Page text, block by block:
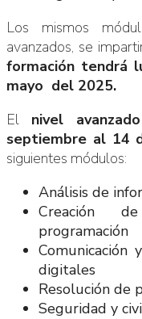
Los mismos
avanzados, se
formación tendrá
mayo del 2025.
El nivel
septiembre al 14
siguientes módulos:
Análisis de
Creación
programación
Comunicación
digitales
Resolución de
Seguridad y